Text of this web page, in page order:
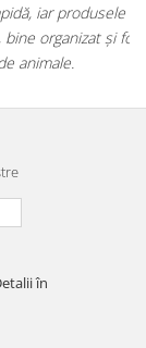
au fost
și foarte util
în